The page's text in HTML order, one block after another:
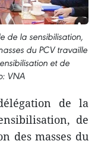
de la sensibilisation,
du PCV travaille
et de
VNA
de la
de
des masses du